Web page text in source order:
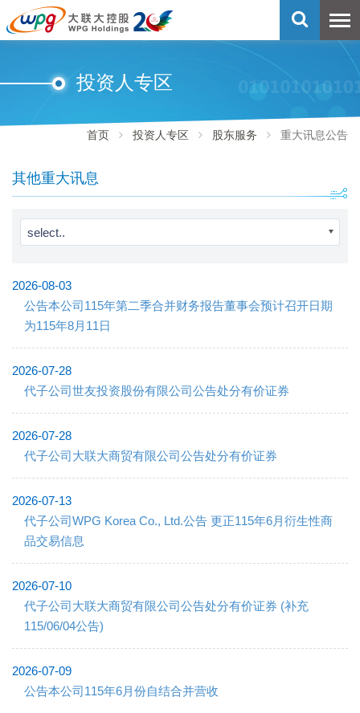
投资人专区
首页 投资人专区 股东服务 重大讯息公告
其他重大讯息
select..
2026-08-03
公告本公司115年第二季合并财务报告董事会预计召开日期
为115年8月11日
2026-07-28
代子公司世友投资股份有限公司公告处分有价证券
2026-07-28
代子公司大联大商贸有限公司公告处分有价证券
2026-07-13
代子公司WPG Korea Co., Ltd.公告 更正115年6月衍生性商
品交易信息
2026-07-10
代子公司大联大商贸有限公司公告处分有价证券 (补充
115/06/04公告)
2026-07-09
公告本公司115年6月份自结合并营收